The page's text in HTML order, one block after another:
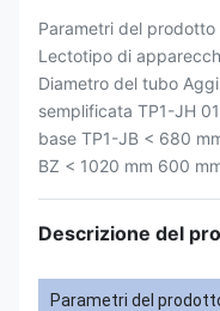
Parametri del
Lectotipo di
Diametro del tubo
semplificata TP1-JH
base TP1-JB < 680
BZ < 1020 mm 600
Descrizione del
Parametri del